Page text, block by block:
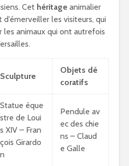
Cet héritage animalier
les visiteurs, qui
les animaux qui ont autrefois
Sculpture
Objets dé
coratifs
Statue éque
stre de Loui
s XIV – Fran
çois Girardo
n
Pendule av
ec des chie
ns – Claud
e Galle